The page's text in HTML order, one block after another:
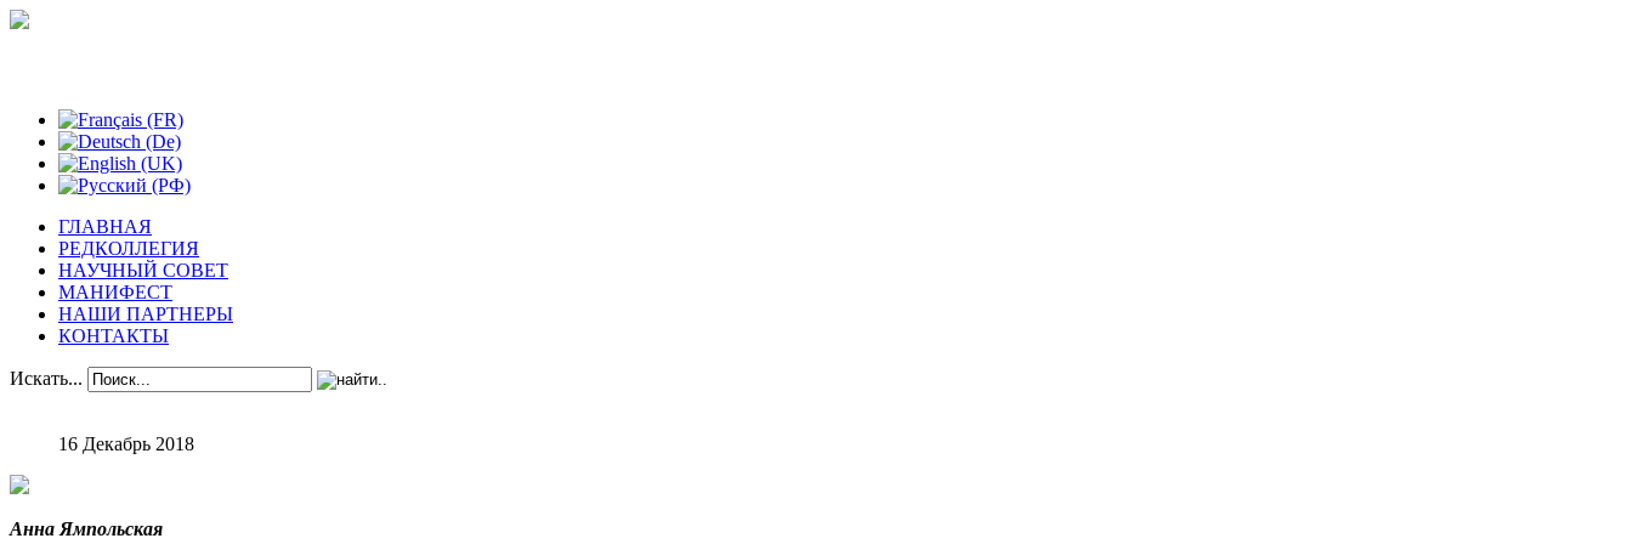
ГЛАВНАЯ
РЕДКОЛЛЕГИЯ
НАУЧНЫЙ СОВЕТ
МАНИФЕСТ
НАШИ ПАРТНЕРЫ
КОНТАКТЫ
Искать...
16 Декабрь 2018
Анна Ямпольская